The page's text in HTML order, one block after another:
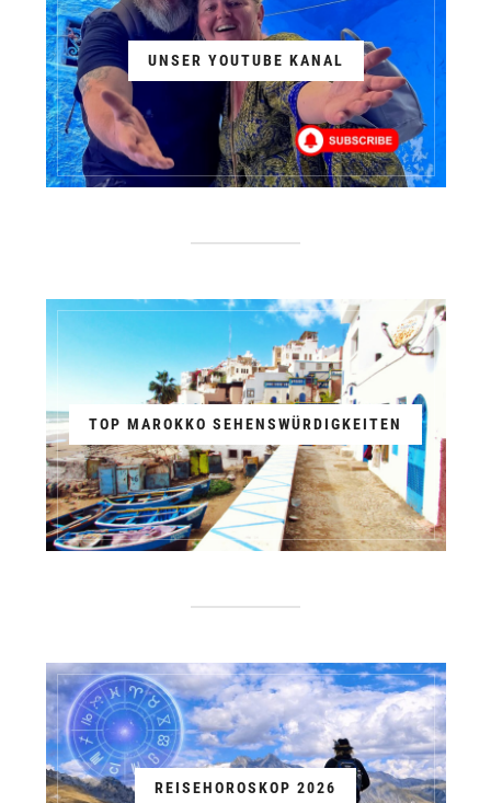
UNSER YOUTUBE KANAL
TOP MAROKKO SEHENSWÜRDIGKEITEN
REISEHOROSKOP 2026